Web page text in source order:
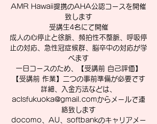
AMR Hawaii提携のAHA公認コースを開催
致します
受講生4名にて開催
成人の心停止と徐脈、頻拍性不整脈、呼吸停
止の対応、急性冠症候群、脳卒中の対応が学
べます
一日コースのため、【受講前 自己評価】
【受講前 作業】二つの事前準備が必要です
詳細、入金方法などは、
aclsfukuoka@gmail.comからメールで連
絡致します
docomo、AU、softbankのキャリアメー